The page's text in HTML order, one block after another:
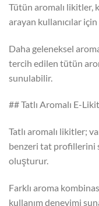
Tütün aromalı likitler,
arayan kullanıcılar
Daha geleneksel
tercih edilen tütün
sunulabilir.
## Tatlı Aromalı E-
Tatlı aromalı likitler;
benzeri tat profillerini
oluşturur.
Farklı aroma
kullanım deneyimi